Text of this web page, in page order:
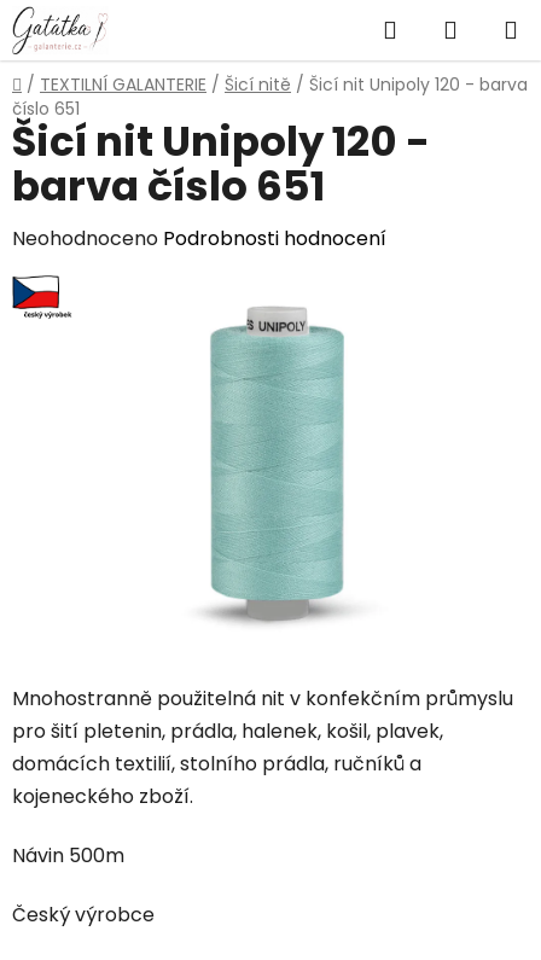
Přejít
na
obsah
Hledat
KOŠÍK
Domů
/ TEXTILNÍ GALANTERIE / Šicí nitě / Šicí nit Unipoly 120 - barva
číslo 651
Mnohostranně použitelná nit v konfekčním průmyslu
pro šití pletenin, prádla, halenek, košil, plavek,
domácích textilií, stolního prádla, ručníků a
kojeneckého zboží.
Návin 500m
Český výrobce
Šicí nit Unipoly 120 -
barva číslo 651
Průměrné
hodnocení
produktu
Neohodnoceno Podrobnosti hodnocení